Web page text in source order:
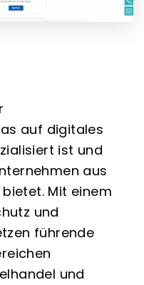
auf digitales
ist und
aus
Mit einem
und
führende
und